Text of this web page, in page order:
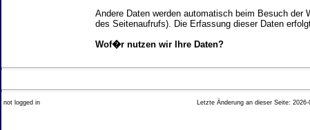
Andere Daten werden automatisch beim Besuch
des Seitenaufrufs). Die Erfassung dieser Daten
Wof�r nutzen wir Ihre Daten?
Ein Teil der Daten wird erhoben, um eine fehlerfreie
Welche Rechte haben Sie bez�glich Ihrer Daten?
Sie haben jederzeit das Recht unentgeltlich
not logged in Letzte Änderung an dieser Seite: